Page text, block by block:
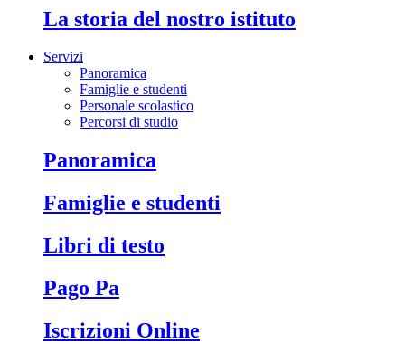
La storia del nostro istituto
Servizi
Panoramica
Famiglie e studenti
Personale scolastico
Percorsi di studio
Panoramica
Famiglie e studenti
Libri di testo
Pago Pa
Iscrizioni Online